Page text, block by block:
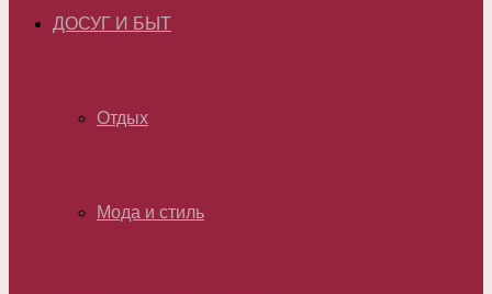
ДОСУГ И БЫТ
Отдых
Мода и стиль